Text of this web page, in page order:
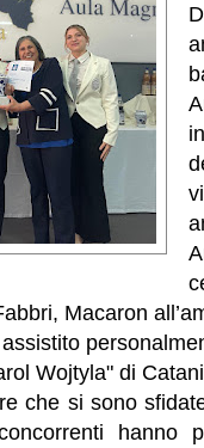
Macaron
Wojtyla" di
che si sono
hanno